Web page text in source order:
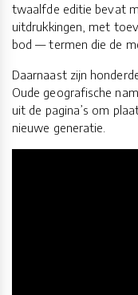
twaalfde editie bevat
uitdrukkingen, met
bod — termen die de
Daarnaast zijn
Oude geografische
uit de pagina’s om
nieuwe generatie.